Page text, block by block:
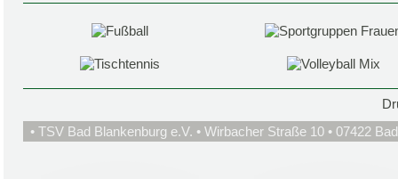
• TSV Bad Blankenburg e.V. • Wirbacher Straße 10 • 07422